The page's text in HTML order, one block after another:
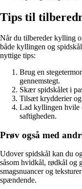
Tips til
Når du tilbereder kylling
både kyllingen og
nyttige tips:
Brug en
gennemstegt.
Skær spidskålet i
Tilsæt krydderier og
Lad kyllingen hvile
saftigheden.
Prøv også med
Udover spidskål kan du
såsom hvidkål, rødkål og
smagsnuancer og
spændende.